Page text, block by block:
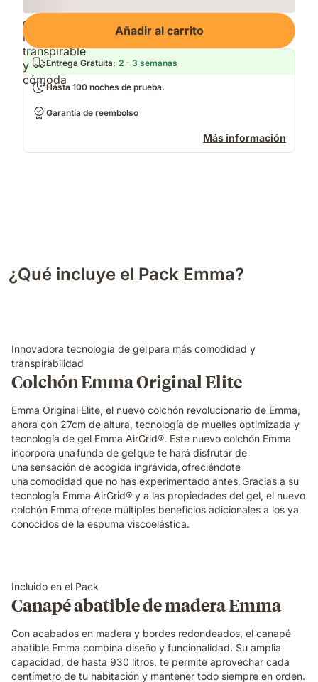
Loading
Añadir al carrito
Entrega Gratuita: 2 - 3 semanas
Hasta 100 noches de prueba.
Garantía de reembolso
Más información
¿Qué incluye el Pack Emma?
Innovadora tecnología de gel para más comodidad y
transpirabilidad
Colchón Emma Original Elite
Emma Original Elite, el nuevo colchón revolucionario de Emma,
ahora con 27cm de altura, tecnología de muelles optimizada y
tecnología de gel Emma AirGrid®. Este nuevo colchón Emma
incorpora una funda de gel que te hará disfrutar de
una sensación de acogida ingrávida, ofreciéndote
una comodidad que no has experimentado antes. Gracias a su
tecnología Emma AirGrid® y a las propiedades del gel, el nuevo
colchón Emma ofrece múltiples beneficios adicionales a los ya
conocidos de la espuma viscoelástica.
Incluido en el Pack
Canapé abatible de madera Emma
Con acabados en madera y bordes redondeados, el canapé
abatible Emma combina diseño y funcionalidad. Su amplia
capacidad, de hasta 930 litros, te permite aprovechar cada
centímetro de tu habitación y mantener todo siempre en orden.